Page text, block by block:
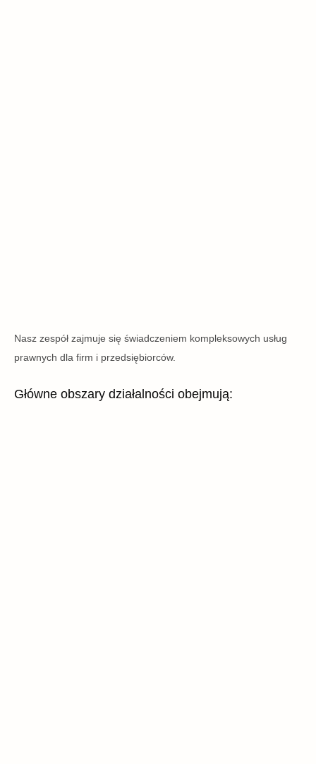
Nasz zespół zajmuje się świadczeniem kompleksowych usług
prawnych dla firm i przedsiębiorców.
Główne obszary działalności obejmują: